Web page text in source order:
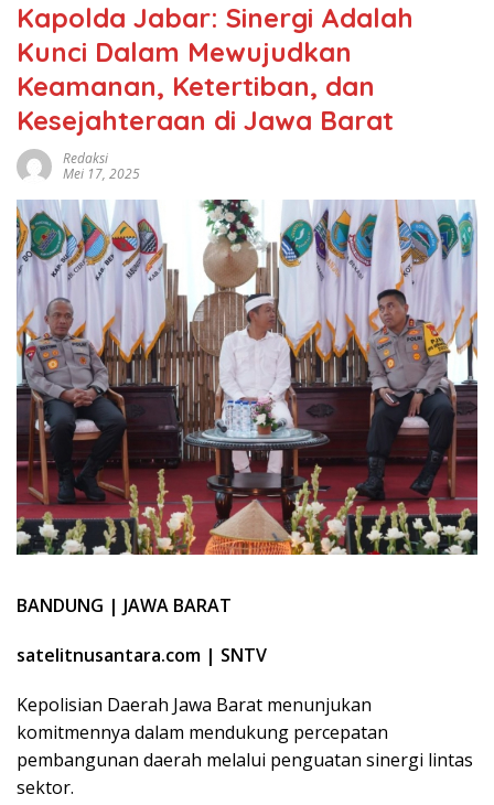
Kapolda Jabar: Sinergi Adalah
Kunci Dalam Mewujudkan
Keamanan, Ketertiban, dan
Kesejahteraan di Jawa Barat
Redaksi
Mei 17, 2025
BANDUNG | JAWA BARAT
satelitnusantara.com | SNTV
Kepolisian Daerah Jawa Barat menunjukan
komitmennya dalam mendukung percepatan
pembangunan daerah melalui penguatan sinergi lintas
sektor.